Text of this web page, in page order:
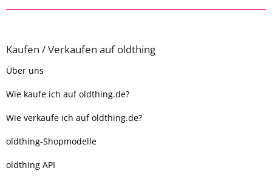
Kaufen / Verkaufen auf oldthing
Über uns
Wie kaufe ich auf oldthing.de?
Wie verkaufe ich auf oldthing.de?
oldthing-Shopmodelle
oldthing API